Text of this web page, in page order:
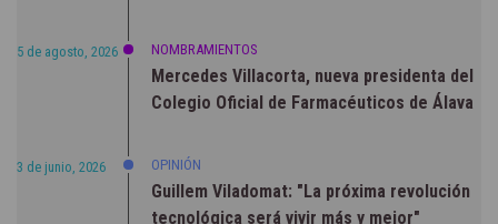
5 de agosto, 2026 NOMBRAMIENTOS
Mercedes Villacorta, nueva presidenta del
Colegio Oficial de Farmacéuticos de Álava
3 de junio, 2026 OPINIÓN
Guillem Viladomat: "La próxima revolución
tecnológica será vivir más y mejor"